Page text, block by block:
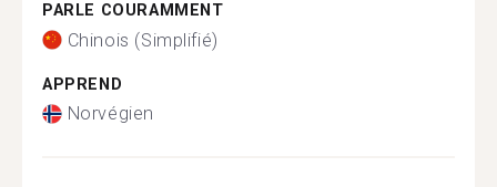
PARLE COURAMMENT
Chinois (Simplifié)
APPREND
Norvégien